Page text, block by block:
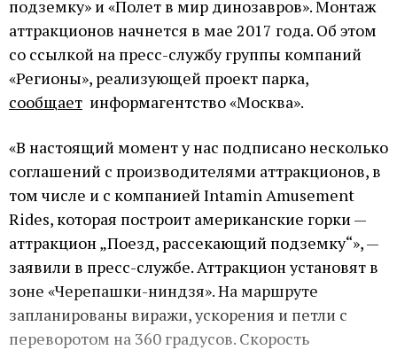
подземку» и «Полет в мир динозавров». Монтаж
аттракционов начнется в мае 2017 года. Об этом
со ссылкой на пресс-службу группы компаний
«Регионы», реализующей проект парка,
сообщает информагентство «Москва».
«В настоящий момент у нас подписано несколько
соглашений с производителями аттракционов, в
том числе и с компанией Intamin Amusement
Rides, которая построит американские горки —
аттракцион „Поезд, рассекающий подземку“», —
заявили в пресс-службе. Аттракцион установят в
зоне «Черепашки-ниндзя». На маршруте
запланированы виражи, ускорения и петли с
переворотом на 360 градусов. Скорость